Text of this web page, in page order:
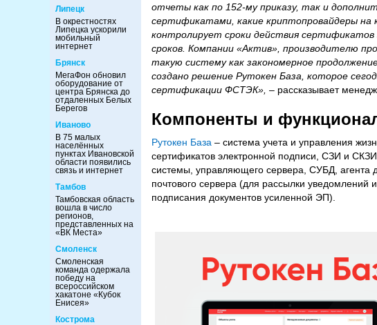
Липецк
В окрестностях
Липецка ускорили
мобильный
интернет
Брянск
МегаФон обновил
оборудование от
центра Брянска до
отдаленных Белых
Берегов
Иваново
В 75 малых
населённых
пунктах Ивановской
области появились
связь и интернет
Тамбов
Тамбовская область
вошла в число
регионов,
представленных на
«ВК Места»
Смоленск
Смоленская
команда одержала
победу на
всероссийском
хакатоне «Кубок
Енисея»
Кострома
отчеты как по 152-му приказу, так и
сертификатами, какие криптопровайдеры на
контролирует сроки действия
сроков. Компании «Актив», производителю
такую систему как закономерное
создано решение Рутокен База, которое
сертификации ФСТЭК», – рассказывает
Компоненты и
Рутокен База – система учета и управления
сертификатов электронной подписи, СЗИ и
системы, управляющего сервера, СУБД, агента
почтового сервера (для рассылки
подписания документов усиленной ЭП).